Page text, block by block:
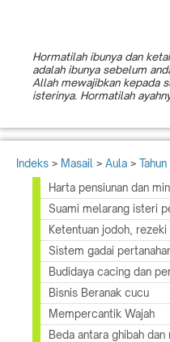
Hormatilah ibunya dan
adalah ibunya sebelum
Allah mewajibkan kepada
isterinya. Hormatilah
Indeks > Masail > Aula >
Harta pensiunan dan
Suami melarang isteri
Ketentuan jodoh,
Sistem gadai
Budidaya cacing dan
Bisnis Beranak cucu
Mempercantik Wajah
Beda antara ghibah dan